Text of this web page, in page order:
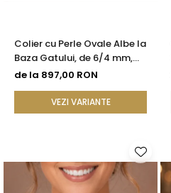
Colier cu Perle Ovale Albe la
Baza Gatului, de 6/4 mm,
Calitate AAA, Aur 14K |
de la 897,00 RON
VEZI VARIANTE